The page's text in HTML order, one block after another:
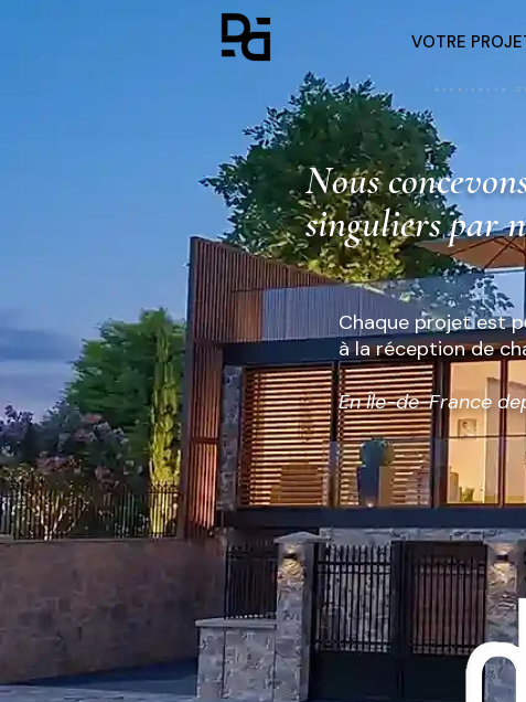
VOTRE
Architecte
Nous
singuliers par
Chaque projet est
à la réception de
En Île-de-France